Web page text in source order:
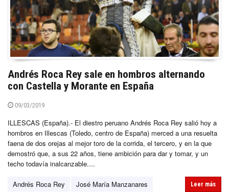
Andrés Roca Rey sale en hombros alternando
con Castella y Morante en España
09/03/2019
ILLESCAS (España).- El diestro peruano Andrés Roca Rey salió hoy a
hombros en Illescas (Toledo, centro de España) merced a una resuelta
faena de dos orejas al mejor toro de la corrida, el tercero, y en la que
demostró que, a sus 22 años, tiene ambición para dar y tomar, y un
techo todavía inalcanzable....
Andrés Roca Rey
José María Manzanares
Leer más